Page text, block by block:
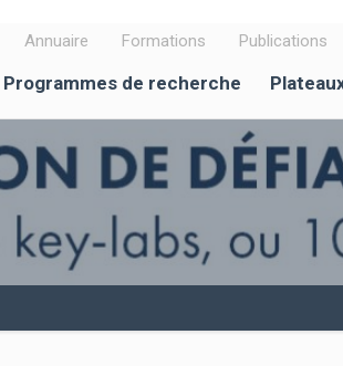
Annuaire Formations Publications
Programmes de recherche